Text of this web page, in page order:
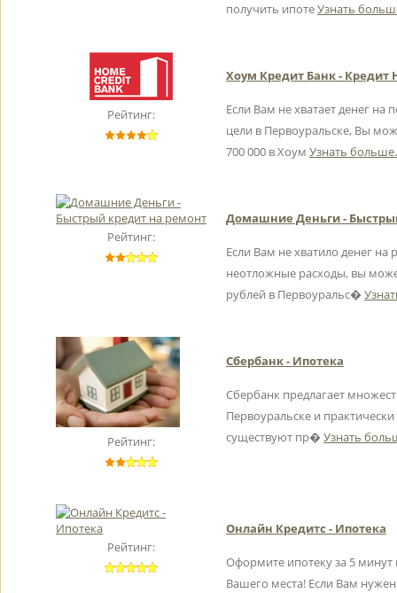
получить ипотеУзнать
Рейтинг:
Хоум Кредит Банк -
Если Вам не хватает денег на
цели в Первоуральске, Вы
700 000 в Хоум Узнать
Рейтинг:
Домашние Деньги -
Если Вам не хватило денег на
неотложные расходы, вы
рублей в Первоуральс�
Рейтинг:
Сбербанк - Ипотека
Сбербанк предлагает
Первоуральске и
существуют пр� Узнать
Рейтинг:
Онлайн Кредитс - Ипотека
Оформите ипотеку за 5 минут
Вашего места! Если Вам